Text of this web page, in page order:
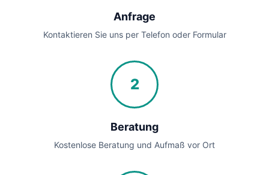
Anfrage
Kontaktieren Sie uns per Telefon oder Formular
2
Beratung
Kostenlose Beratung und Aufmaß vor Ort